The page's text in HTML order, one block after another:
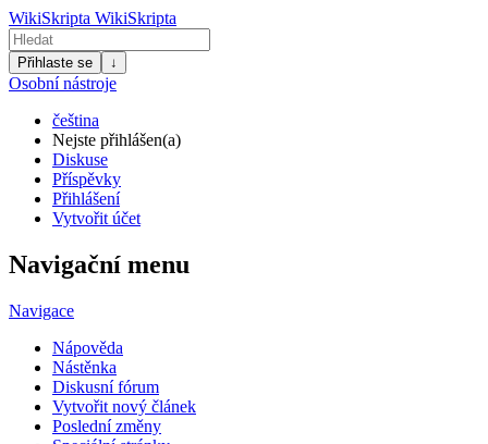
WikiSkripta WikiSkripta
Přihlaste se ↓
Osobní nástroje
čeština
Nejste přihlášen(a)
Diskuse
Příspěvky
Přihlášení
Vytvořit účet
Navigační menu
Navigace
Nápověda
Nástěnka
Diskusní fórum
Vytvořit nový článek
Poslední změny